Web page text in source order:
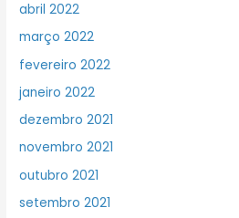
abril 2022
março 2022
fevereiro 2022
janeiro 2022
dezembro 2021
novembro 2021
outubro 2021
setembro 2021